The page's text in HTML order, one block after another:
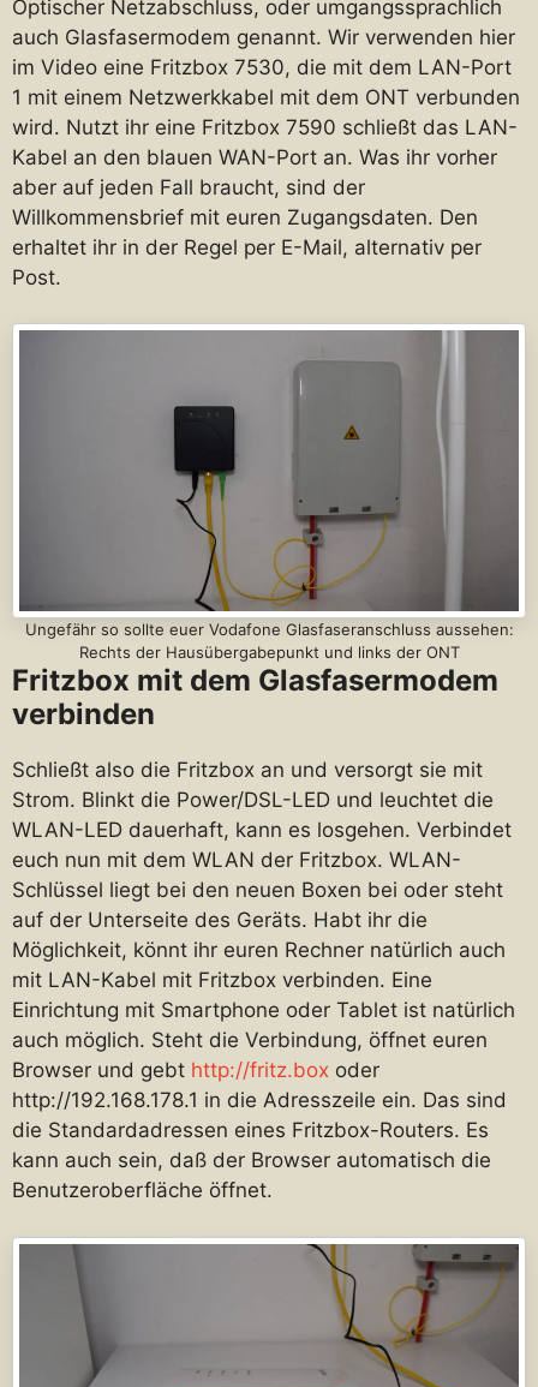
Optischer Netzabschluss, oder umgangssprachlich
auch Glasfasermodem genannt. Wir verwenden hier
im Video eine Fritzbox 7530, die mit dem LAN-Port
1 mit einem Netzwerkkabel mit dem ONT verbunden
wird. Nutzt ihr eine Fritzbox 7590 schließt das LAN-
Kabel an den blauen WAN-Port an. Was ihr vorher
aber auf jeden Fall braucht, sind der
Willkommensbrief mit euren Zugangsdaten. Den
erhaltet ihr in der Regel per E-Mail, alternativ per
Post.
Ungefähr so sollte euer Vodafone Glasfaseranschluss aussehen:
Rechts der Hausübergabepunkt und links der ONT
Fritzbox mit dem Glasfasermodem
verbinden
Schließt also die Fritzbox an und versorgt sie mit
Strom. Blinkt die Power/DSL-LED und leuchtet die
WLAN-LED dauerhaft, kann es losgehen. Verbindet
euch nun mit dem WLAN der Fritzbox. WLAN-
Schlüssel liegt bei den neuen Boxen bei oder steht
auf der Unterseite des Geräts. Habt ihr die
Möglichkeit, könnt ihr euren Rechner natürlich auch
mit LAN-Kabel mit Fritzbox verbinden. Eine
Einrichtung mit Smartphone oder Tablet ist natürlich
auch möglich. Steht die Verbindung, öffnet euren
Browser und gebt http://fritz.box oder
http://192.168.178.1 in die Adresszeile ein. Das sind
die Standardadressen eines Fritzbox-Routers. Es
kann auch sein, daß der Browser automatisch die
Benutzeroberfläche öffnet.